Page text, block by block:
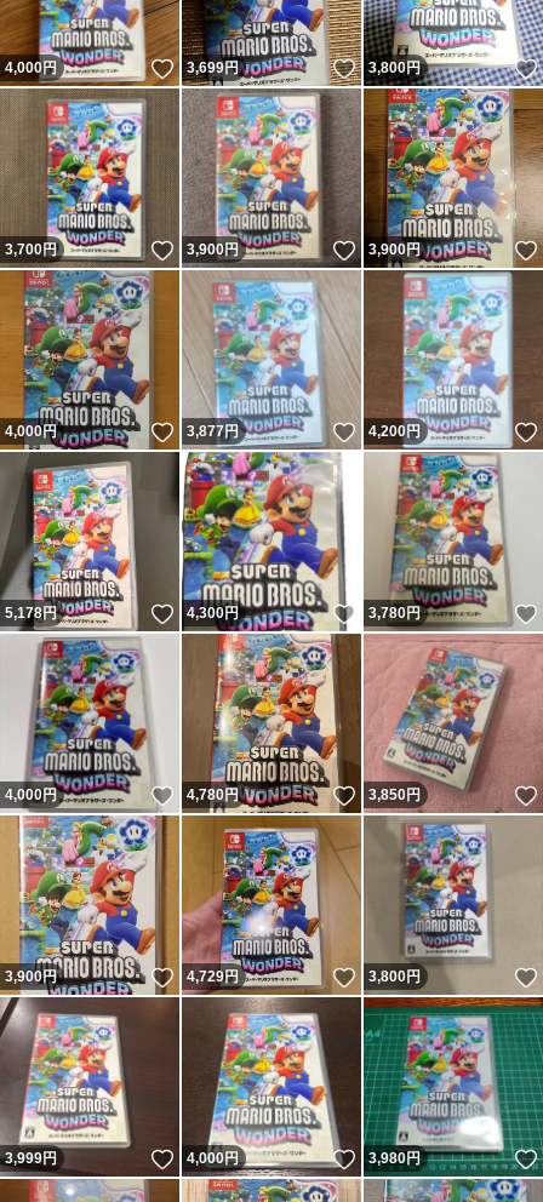
4,000円 いいね！
3,699円 いいね！
3,800円
3,700円 いいね！
3,900円 いいね！
3,900円
4,000円 いいね！
3,877円 いいね！
4,200円
5,178円 いいね！
4,300円 いいね！
3,780円
4,000円 いいね！
4,780円 いいね！
3,850円
3,900円 いいね！
4,729円 いいね！
3,800円
3,999円 いいね！
4,000円 いいね！
3,980円